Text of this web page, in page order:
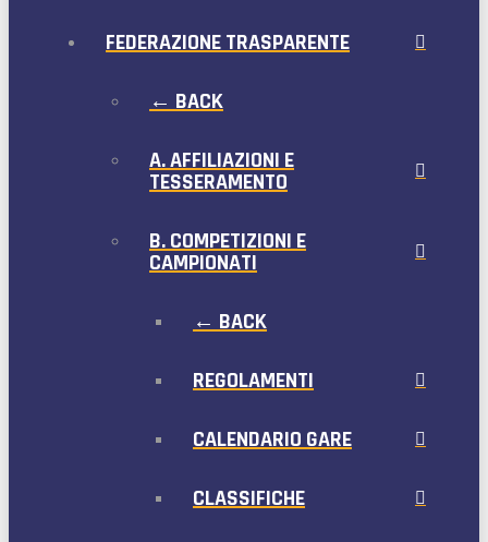
FEDERAZIONE TRASPARENTE
← BACK
A. AFFILIAZIONI E
TESSERAMENTO
B. COMPETIZIONI E
CAMPIONATI
← BACK
REGOLAMENTI
CALENDARIO GARE
CLASSIFICHE